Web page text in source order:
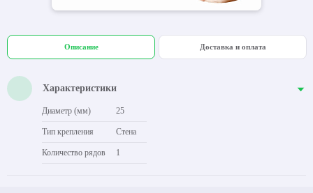
Описание Доставка и оплата
Характеристики
Диаметр (мм) 25
Тип крепления Стена
Количество рядов 1